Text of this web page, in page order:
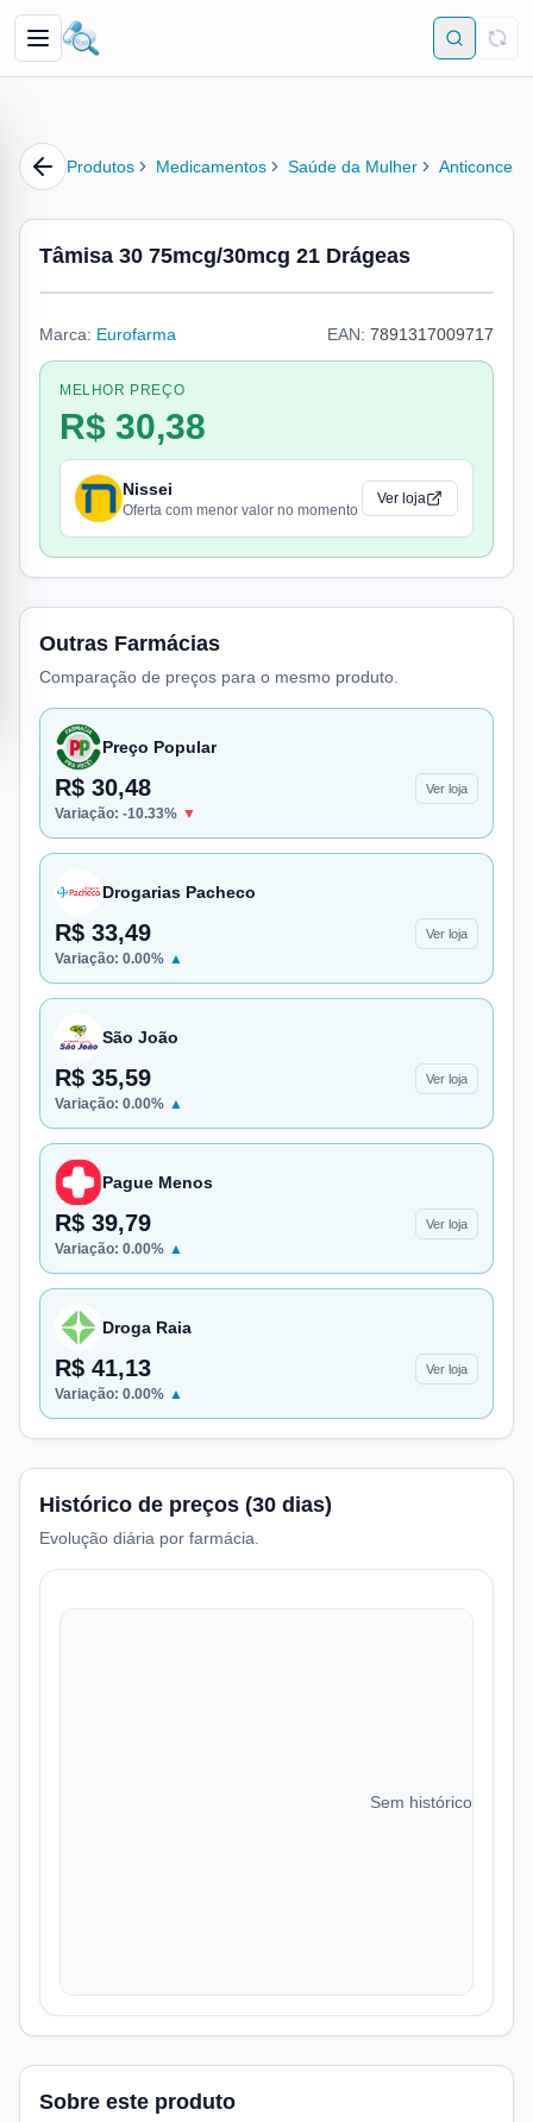
Produtos Medicamentos Saúde da Mulher
Tâmisa 30 75mcg/30mcg 21 Drágeas
Marca: Eurofarma EAN: 7891317009717
MELHOR PREÇO
R$ 30,38
Nissei
Oferta com menor valor no momento
Ver loja
Outras Farmácias
Comparação de preços para o mesmo produto.
Preço Popular
R$ 30,48 Ver loja
Variação: -10.33% ▼
Drogarias Pacheco
R$ 33,49 Ver loja
Variação: 0.00% ▲
São João
R$ 35,59 Ver loja
Variação: 0.00% ▲
Pague Menos
R$ 39,79 Ver loja
Variação: 0.00% ▲
Droga Raia
R$ 41,13 Ver loja
Variação: 0.00% ▲
Histórico de preços (30 dias)
Evolução diária por farmácia.
Sem histórico de
Sobre este produto